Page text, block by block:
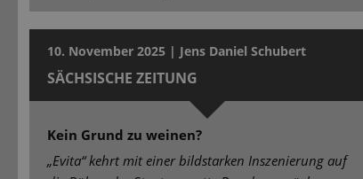
10. November 2025 | Jens Daniel Schubert
SÄCHSISCHE ZEITUNG
Kein Grund zu weinen?
„Evita“ kehrt mit einer bildstarken Inszenierung auf